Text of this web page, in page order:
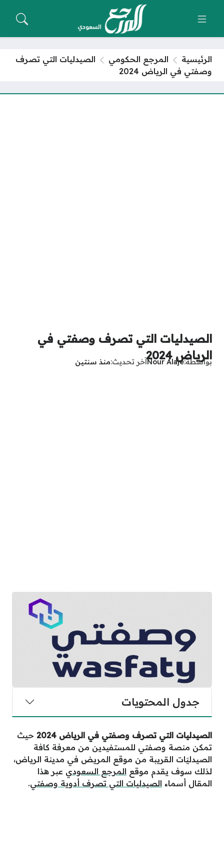
الرئيسية المرجع الحكومي
الصيدليات التي تصرف
وصفتي في الرياض 2024
الصيدليات التي تصرف وصفتي في
الرياض 2024
بواسطةNour Alajeآخر تحديث منذ سنتين
جدول المحتويات
الصيدليات التي تصرف وصفتي في الرياض 2024
حيث
تمكن منصة وصفتي للمستفيدين من معرفة كافة
الصيدليَات القريبة من موقع المريض في مدينة الرياض،
لذلك سوف يقدم موقع المرجع السعودي عبر هذا
المقال أسماء الصيدليات التي تصرف أدوية وصفتي.